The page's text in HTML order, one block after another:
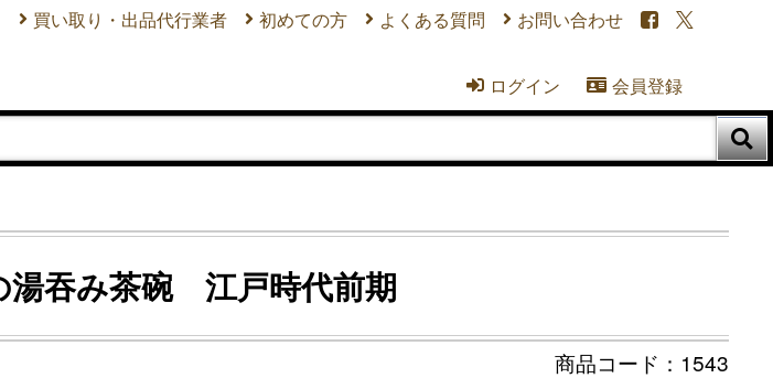
 ログイン  会員登録
買い取り・出品代行業者 初めての方 よくある質問 お問い合わせ  

吞み茶碗 江戸時代前期
1543